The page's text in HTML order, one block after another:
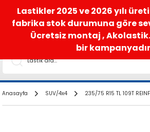
satis@akolastik.com 0 850 285 63 85
Anasayfa SUV/4x4 235/75 R15 TL 109T
Lastikler 2025 ve 2026 yılı
fabrika stok durumuna göre
Ücretsiz montaj ,
bir